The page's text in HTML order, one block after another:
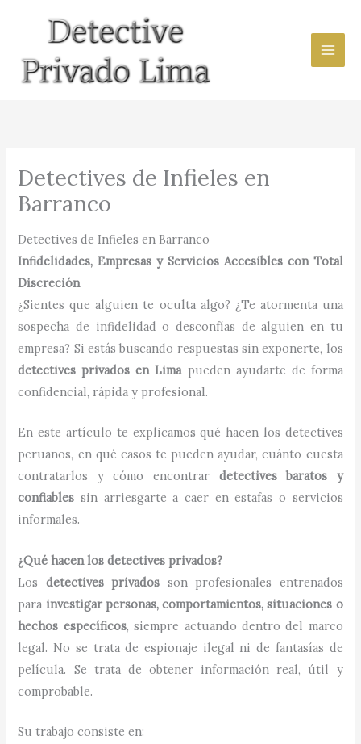
contenido
Detectives de Infieles en
Barranco
Detectives de Infieles en Barranco
Infidelidades, Empresas y Servicios Accesibles con Total
Discreción
¿Sientes que alguien te oculta algo? ¿Te atormenta una
sospecha de infidelidad o desconfías de alguien en tu
empresa? Si estás buscando respuestas sin exponerte, los
detectives privados en Limapueden ayudarte de forma
confidencial, rápida y profesional.
En este artículo te explicamos qué hacen los detectives
peruanos, en qué casos te pueden ayudar, cuánto cuesta
contratarlos y cómo encontrar detectives baratos y
confiables sin arriesgarte a caer en estafas o servicios
informales.
¿Qué hacen los detectives privados?
Los detectives privados son profesionales entrenados
para investigar personas, comportamientos, situaciones o
hechos específicos, siempre actuando dentro del marco
legal. No se trata de espionaje ilegal ni de fantasías de
película. Se trata de obtener información real, útil y
comprobable.
Su trabajo consiste en: